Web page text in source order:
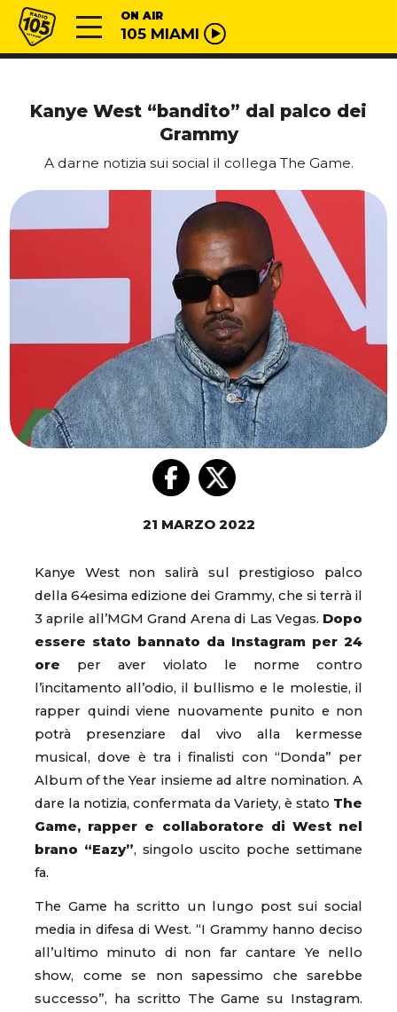
Vai al contenuto
Radio 105 ON AIR
105 MIAMI
Kanye West “bandito” dal palco dei
Grammy
A darne notizia sui social il collega The Game.
21 MARZO 2022
Kanye West non salirà sul prestigioso palco
della 64esima edizione dei Grammy, che si terrà il
3 aprile all’MGM Grand Arena di Las Vegas. Dopo
essere stato bannato da Instagram per 24
ore per aver violato le norme contro
l’incitamento all’odio, il bullismo e le molestie, il
rapper quindi viene nuovamente punito e non
potrà presenziare dal vivo alla kermesse
musical, dove è tra i finalisti con “Donda” per
Album of the Year insieme ad altre nomination. A
dare la notizia, confermata da Variety, è stato The
Game, rapper e collaboratore di West nel
brano “Eazy”, singolo uscito poche settimane
fa.
The Game ha scritto un lungo post sui social
media in difesa di West. “I Grammy hanno deciso
all’ultimo minuto di non far cantare Ye nello
show, come se non sapessimo che sarebbe
successo”, ha scritto The Game su Instagram.